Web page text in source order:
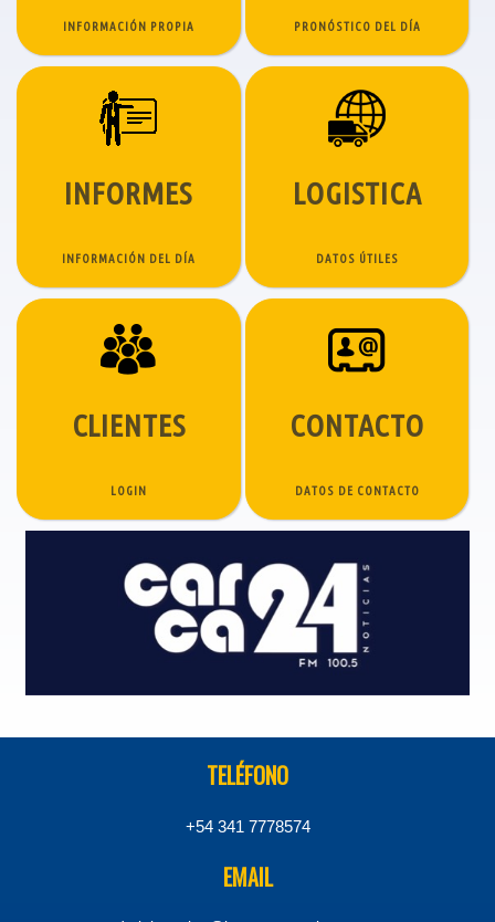
INFORMACIÓN PROPIA PRONÓSTICO DEL DÍA
INFORMES
INFORMACIÓN DEL DÍA
LOGISTICA
DATOS ÚTILES
CLIENTES
LOGIN
CONTACTO
DATOS DE CONTACTO
TELÉFONO
+54 341 7778574
EMAIL